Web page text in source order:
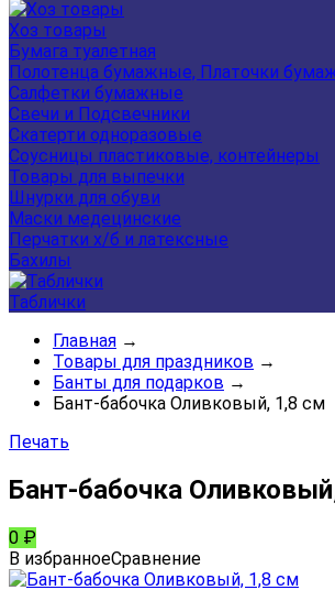
Хоз товары
Бумага туалетная
Полотенца бумажные, Платочки
Салфетки бумажные
Свечи и Подсвечники
Скатерти одноразовые
Соусницы пластиковые, контейнеры
Товары для выпечки
Шнурки для обуви
Маски медецинские
Перчатки х/б и латексные
Бахилы
Таблички
Главная →
Товары для праздников →
Банты для подарков →
Бант-бабочка Оливковый, 1,8 см
Печать
Бант-бабочка
0 ₽
В избранноеСравнение